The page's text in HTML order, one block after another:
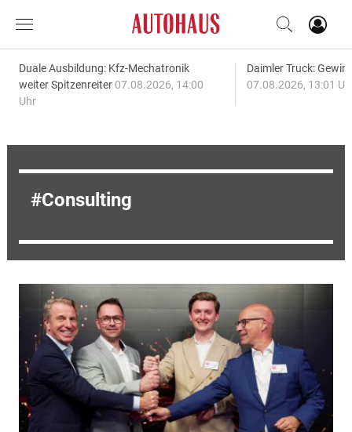
Duale Ausbildung: Kfz-Mechatronik
weiter Spitzenreiter 07.08.2026, 14:00
Uhr
Daimler Truck:
07.08.2026, 13:01
Consulting